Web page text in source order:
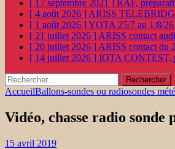
[ 17 septembre 2021 ] RAF,
[ 4 août 2026 ] ARISS
[ 1 août 2026 ]YOTA 25/7 au 1/8/26
[ 21 juillet 2026 ] ARISS contact
[ 20 juillet 2026 ] ARISS contact du
[ 14 juillet 2026 ] IOTA CONTEST,
Rechercher :
AccueilBallons-sondes ou radiosondes
Vidéo, chasse radio
15 avril 2019